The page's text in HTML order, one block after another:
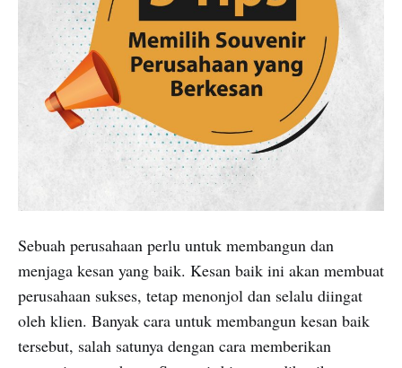
Sebuah perusahaan perlu untuk membangun dan
menjaga kesan yang baik. Kesan baik ini akan membuat
perusahaan sukses, tetap menonjol dan selalu diingat
oleh klien. Banyak cara untuk membangun kesan baik
tersebut, salah satunya dengan cara memberikan